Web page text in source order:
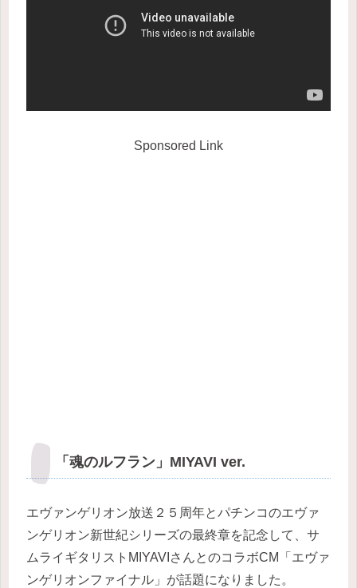
Sponsored Link
「魂のルフラン」MIYAVI ver.
エヴァンゲリオン放送２５周年とパチンコのエヴァ
ンゲリオン新世紀シリーズの最終章を記念して、サ
ムライギタリストMIYAVIさんとのコラボCM「エヴァ
ンゲリオンファイナル」が話題になりました。